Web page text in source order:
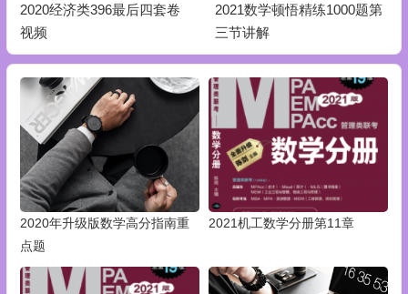
2020经济类396最后四套卷
视频
2021数学顿悟精练1000题第
三节讲解
2020年升级版数学高分指南重
点题
2021机工数学分册第11章